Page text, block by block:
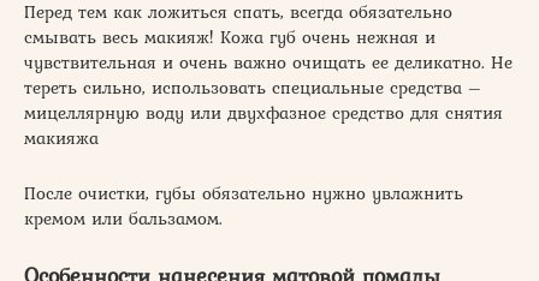
Перед тем как ложиться спать, всегда обязательно
смывать весь макияж! Кожа губ очень нежная и
чувствительная и очень важно очищать ее деликатно. Не
тереть сильно, использовать специальные средства –
мицеллярную воду или двухфазное средство для снятия
макияжа
После очистки, губы обязательно нужно увлажнить
кремом или бальзамом.